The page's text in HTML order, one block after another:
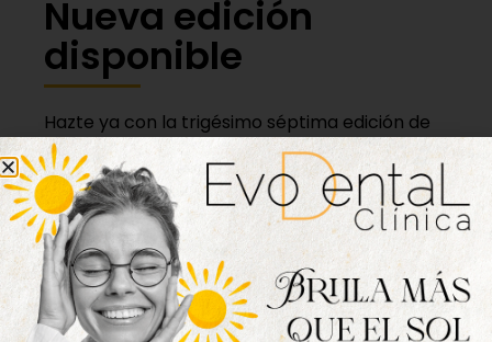
Nueva edición
disponible
Hazte ya con la trigésimo séptima edición de
la revista Tordesillas al día. Haz clic sobre la
imagen para verla online.